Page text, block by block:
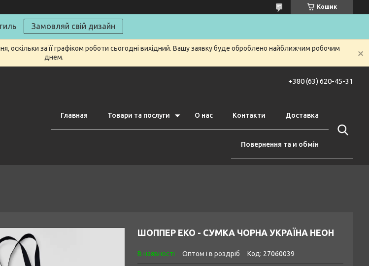
Кошик
Замовляй свій дизайн
за її графіком роботи сьогодні вихідний. Вашу заявку буде оброблено найближчим робочим
днем.
+380 (63) 620-45-31
Главная Товари та послуги О нас Контакти Доставка
Повернення та и обмін
ШОППЕР ЕКО - СУМКА ЧОРНА УКРАЇНА НЕОН
В наявності Оптом і в роздріб Код: 27060039